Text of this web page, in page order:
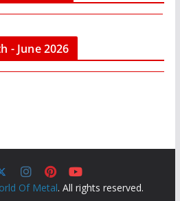
- June 2026
Of Metal. All rights reserved.